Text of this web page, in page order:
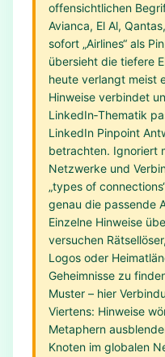
offensichtlichen
Avianca, El Al,
sofort „Airlines“ als
übersieht die tiefere
heute verlangt meist
Hinweise verbindet
LinkedIn‑Thematik
LinkedIn Pinpoint
betrachten. Ignoriert
Netzwerke und
„types of
genau die passende
Einzelne Hinweise
versuchen
Logos oder
Geheimnisse zu
Muster – hier
Viertens: Hinweise
Metaphern
Knoten im globalen